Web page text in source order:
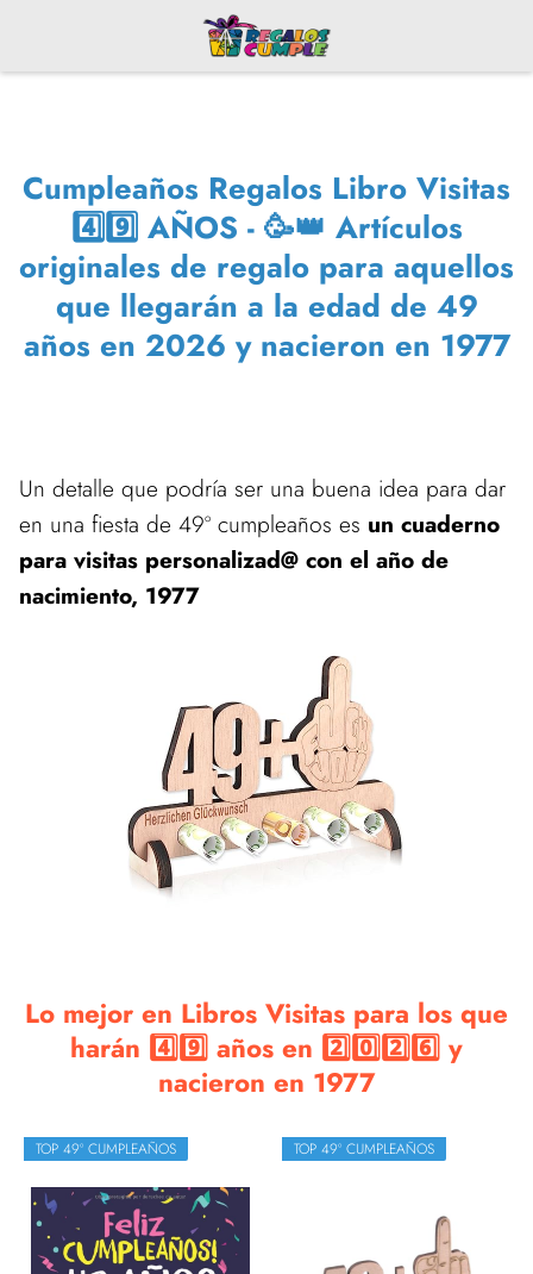
Cumpleaños Regalos Libro Visitas
4️⃣9️⃣ AÑOS - 🥳👑 Artículos
originales de regalo para aquellos
que llegarán a la edad de 49
años en 2026 y nacieron en 1977
Un detalle que podría ser una buena idea para dar
en una fiesta de 49º cumpleaños es un cuaderno
para visitas personalizad@ con el año de
nacimiento, 1977
Lo mejor en Libros Visitas para los que
harán 4️⃣9️⃣ años en 2️⃣0️⃣2️⃣6️⃣ y
nacieron en 1977
TOP 49º CUMPLEAÑOS TOP 49º CUMPLEAÑOS